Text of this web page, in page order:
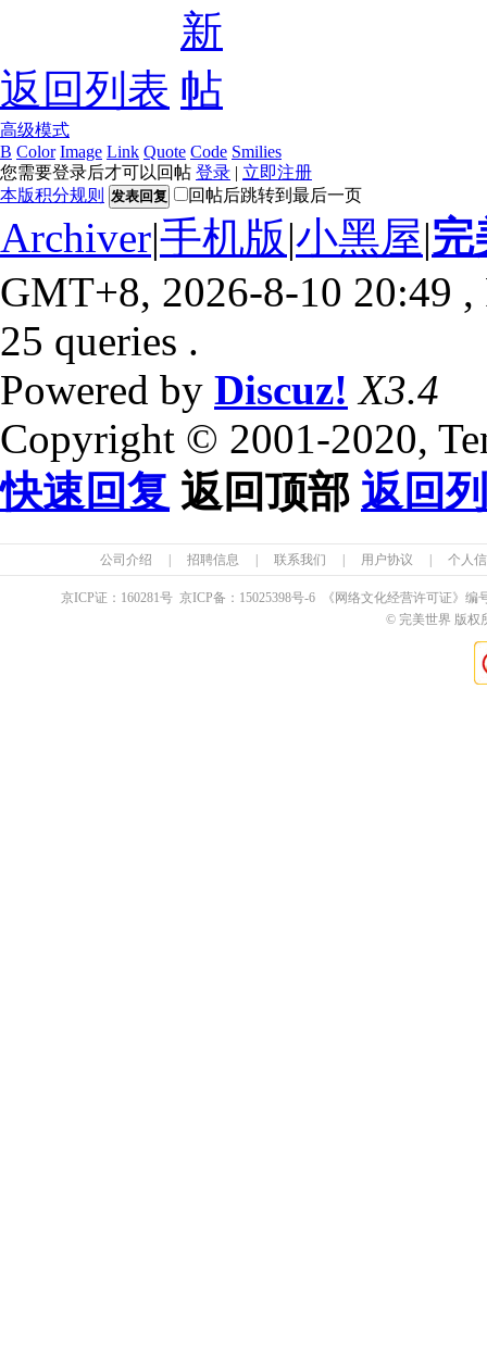
返回列表
高级模式
B Color Image Link Quote Code Smilies
您需要登录后才可以回帖 登录 | 立即注册
本版积分规则
发表回复 回帖后跳转到最后一页
Archiver|手机版|小黑屋|完
GMT+8, 2026-8-10 20:49 ,
25 queries .
Powered by Discuz! X3.4
Copyright © 2001-2020,
快速回复 返回顶部 返回
公司介绍 招聘信息 联系我们 用户协议 个人
京ICP证： 160281号 京ICP备： 15025398号-6 《网络文化经营许可证》编
© 完美世界 版权